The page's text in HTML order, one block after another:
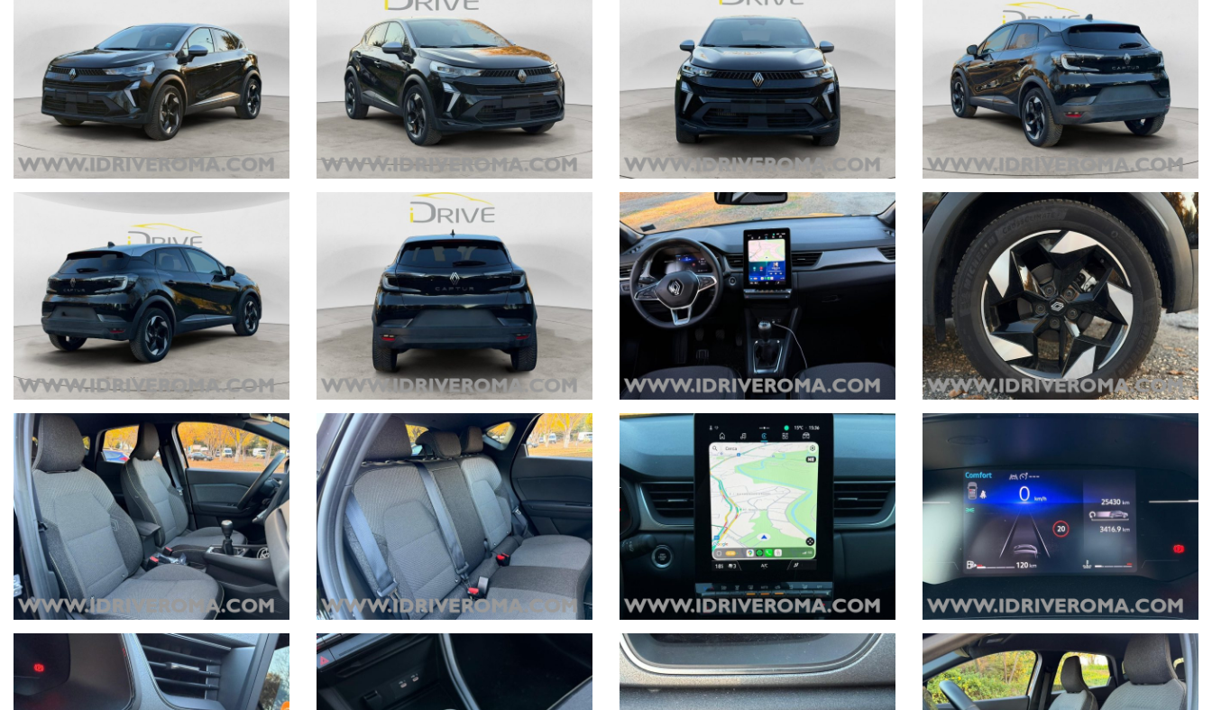
www.idriveroma.com